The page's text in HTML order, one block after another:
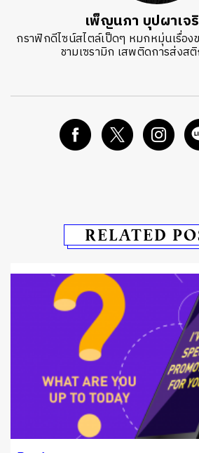
เพ็ญนภา บุปผาเจ
กราฟิกดีไซน์สไตล์เป็ดๆ หมกหมุ่นเรื่อ
ชามเซรามิก เสพติดการส่งส
RELATED